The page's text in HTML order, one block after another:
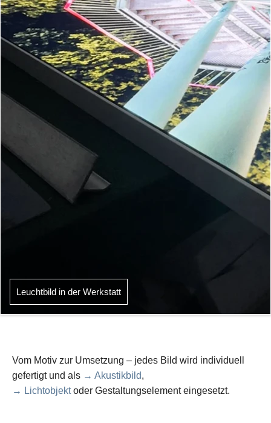
Leuchtbild in der Werkstatt
Vom Motiv zur Umsetzung – jedes Bild wird individuell
gefertigt und als → Akustikbild,
→ Lichtobjektoder Gestaltungselement eingesetzt.